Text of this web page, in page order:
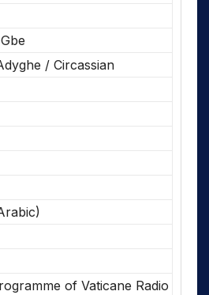
/ Circassian
of Vaticane Radio